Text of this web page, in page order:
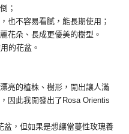
；
也不容易看膩，能長期使用；
花朵、長成更優美的樹型。
的花盆。
亮的植株、樹形， 開出讓人滿
因此我開發出了Rosa Orientis
盆， 但如果是想讓當蔓性玫瑰養